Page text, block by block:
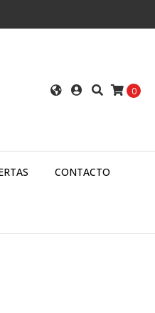
0
CONTACTO